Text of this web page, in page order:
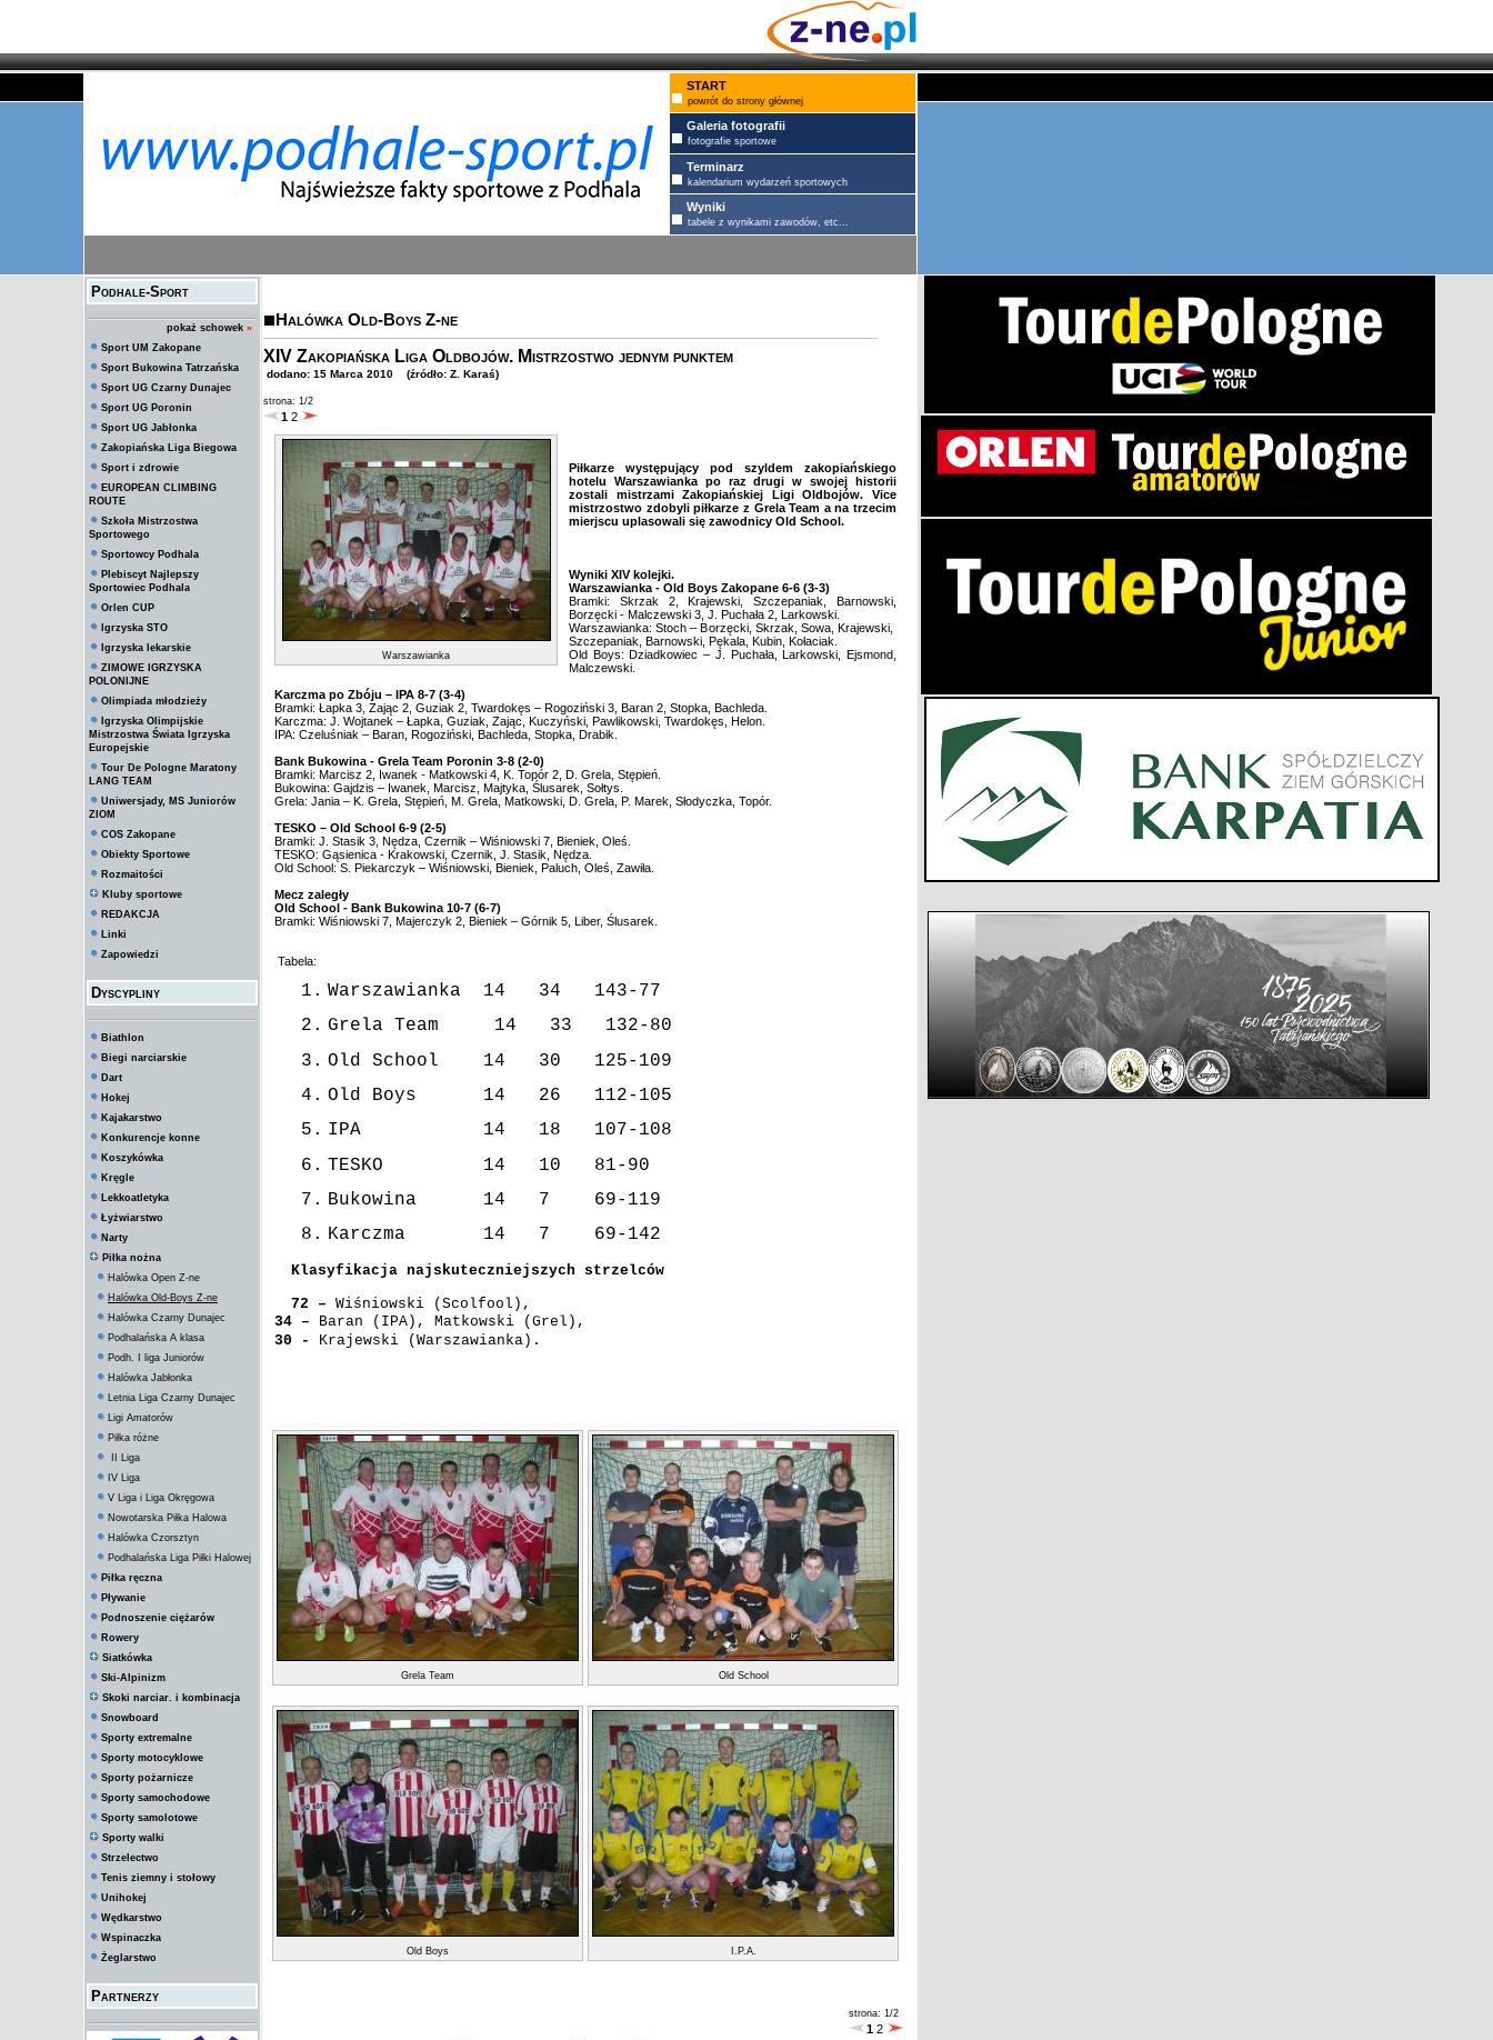
START
powrót do strony głównej
Galeria fotografii
fotografie sportowe
Terminarz
kalendarium wydarzeń sportowych
Wyniki
tabele z wynikami zawodów, etc...
Podhale-Sport
pokaż schowek »
Sport UM Zakopane
Sport Bukowina Tatrzańska
Sport UG Czarny Dunajec
Sport UG Poronin
Sport UG Jabłonka
Zakopiańska Liga Biegowa
Sport i zdrowie
EUROPEAN CLIMBING
ROUTE
Szkoła Mistrzostwa
Sportowego
Sportowcy Podhala
Plebiscyt Najlepszy
Sportowiec Podhala
Orlen CUP
Igrzyska STO
Igrzyska lekarskie
ZIMOWE IGRZYSKA
POLONIJNE
Olimpiada młodzieży
Igrzyska Olimpijskie
Mistrzostwa Świata Igrzyska
Europejskie
Tour De Pologne Maratony
LANG TEAM
Uniwersjady, MS Juniorów
ZIOM
COS Zakopane
Obiekty Sportowe
Rozmaitości
Kluby sportowe
REDAKCJA
Linki
Zapowiedzi
Dyscypliny
Biathlon
Biegi narciarskie
Dart
Hokej
Kajakarstwo
Konkurencje konne
Koszykówka
Kręgle
Lekkoatletyka
Łyżwiarstwo
Narty
Piłka nożna
Halówka Open Z-ne
Halówka Old-Boys Z-ne
Halówka Czarny Dunajec
Podhalańska A klasa
Podh. I liga Juniorów
Halówka Jabłonka
Letnia Liga Czarny Dunajec
Ligi Amatorów
Piłka różne
II Liga
IV Liga
V Liga i Liga Okręgowa
Nowotarska Piłka Halowa
Halówka Czorsztyn
Podhalańska Liga Piłki Halowej
Piłka ręczna
Pływanie
Podnoszenie ciężarów
Rowery
Siatkówka
Ski-Alpinizm
Skoki narciar. i kombinacja
Snowboard
Sporty extremalne
Sporty motocyklowe
Sporty pożarnicze
Sporty samochodowe
Sporty samolotowe
Sporty walki
Strzelectwo
Tenis ziemny i stołowy
Unihokej
Wędkarstwo
Wspinaczka
Żeglarstwo
Partnerzy
Halówka Old-Boys Z-ne
XIV Zakopiańska Liga Oldbojów. Mistrzostwo jednym punktem
dodano: 15 Marca 2010 (źródło: Z. Karaś)
strona: 1/2
1 2
Warszawianka
Piłkarze występujący pod szyldem zakopiańskiego
hotelu Warszawianka po raz drugi w swojej historii
zostali mistrzami Zakopiańskiej Ligi Oldbojów. Vice
mistrzostwo zdobyli piłkarze z Grela Team a na trzecim
mierjscu uplasowali się zawodnicy Old School.
Wyniki XIV kolejki.
Warszawianka - Old Boys Zakopane 6-6 (3-3)
Bramki: Skrzak 2, Krajewski, Szczepaniak, Barnowski,
Borzęcki - Malczewski 3, J. Puchała 2, Larkowski.
Warszawianka: Stoch – Borzęcki, Skrzak, Sowa, Krajewski,
Szczepaniak, Barnowski, Pękala, Kubin, Kołaciak.
Old Boys: Dziadkowiec – J. Puchała, Larkowski, Ejsmond,
Malczewski.
Karczma po Zbóju – IPA 8-7 (3-4)
Bramki: Łapka 3, Zając 2, Guziak 2, Twardokęs – Rogoziński 3, Baran 2, Stopka, Bachleda.
Karczma: J. Wojtanek – Łapka, Guziak, Zając, Kuczyński, Pawlikowski, Twardokęs, Helon.
IPA: Czeluśniak – Baran, Rogoziński, Bachleda, Stopka, Drabik.
Bank Bukowina - Grela Team Poronin 3-8 (2-0)
Bramki: Marcisz 2, Iwanek - Matkowski 4, K. Topór 2, D. Grela, Stępień.
Bukowina: Gajdzis – Iwanek, Marcisz, Majtyka, Ślusarek, Sołtys.
Grela: Jania – K. Grela, Stępień, M. Grela, Matkowski, D. Grela, P. Marek, Słodyczka, Topór.
TESKO – Old School 6-9 (2-5)
Bramki: J. Stasik 3, Nędza, Czernik – Wiśniowski 7, Bieniek, Oleś.
TESKO: Gąsienica - Krakowski, Czernik, J. Stasik, Nędza.
Old School: S. Piekarczyk – Wiśniowski, Bieniek, Paluch, Oleś, Zawiła.
Mecz zaległy
Old School - Bank Bukowina 10-7 (6-7)
Bramki: Wiśniowski 7, Majerczyk 2, Bieniek – Górnik 5, Liber, Ślusarek.
Tabela:
1. Warszawianka 14 34
143-77
2. Grela Team 14 33
132-80
3. Old School 14 30
125-109
4. Old Boys 14 26
112-105
5. IPA 14 18
107-108
6. TESKO 14 10
81-90
7. Bukowina 14 7
69-119
8. Karczma 14 7 69-142
Klasyfikacja najskuteczniejszych strzelców
72 – Wiśniowski (Scolfool),
34 –
Baran (IPA), Matkowski (Grel),
30 -
Krajewski (Warszawianka).
Grela Team Old School
Old Boys I.P.A.
strona: 1/2
1 2